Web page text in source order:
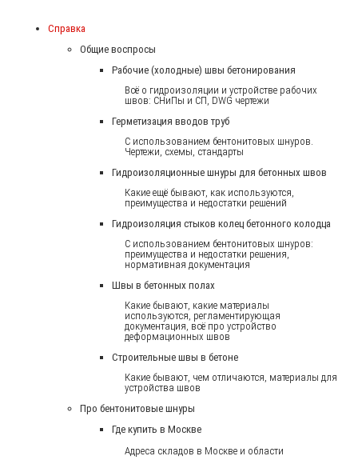
Справка
Общие воспросы
Рабочие (холодные) швы бетонирования
Всё о гидроизоляции и устройстве рабочих
швов: СНиПы и СП, DWG чертежи
Герметизация вводов труб
С использованием бентонитовых шнуров.
Чертежи, схемы, стандарты
Гидроизоляционные шнуры для бетонных швов
Какие ещё бывают, как используются,
преимущества и недостатки решений
Гидроизоляция стыков колец бетонного колодца
С использованием бентонитовых шнуров:
преимущества и недостатки решения,
нормативная документация
Швы в бетонных полах
Какие бывают, какие материалы
используются, регламентирующая
документация, всё про устройство
деформационных швов
Строительные швы в бетоне
Какие бывают, чем отличаются, материалы для
устройства швов
Про бентонитовые шнуры
Где купить в Москве
Адреса складов в Москве и области